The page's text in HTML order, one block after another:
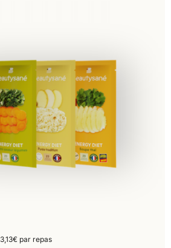
3,13€ par repas